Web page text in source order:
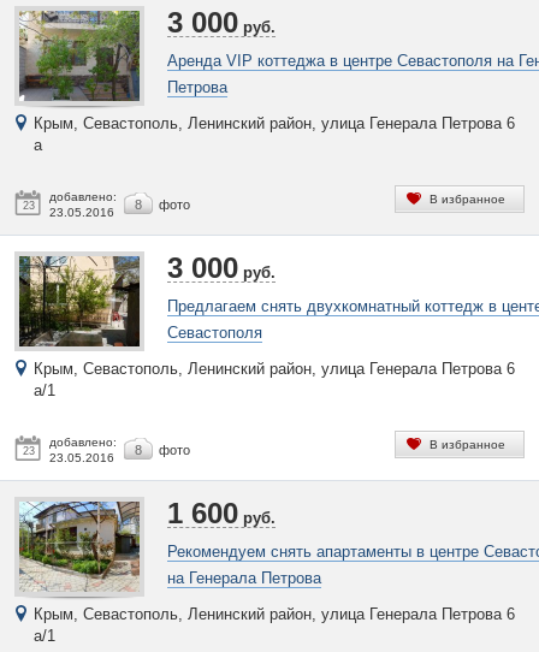
23
добавлено:
23.05.2016
8 фото
3 000 руб.
Аренда VIP коттеджа в центре Севастополя на
Петрова
Крым, Севастополь, Ленинский район, улица Генерала Петрова 6
а
В избранное
23
добавлено:
23.05.2016
8 фото
3 000 руб.
Предлагаем снять двухкомнатный коттедж в
Севастополя
Крым, Севастополь, Ленинский район, улица Генерала Петрова 6
а/1
В избранное
1 600 руб.
Рекомендуем снять апартаменты в центре
на Генерала Петрова
Крым, Севастополь, Ленинский район, улица Генерала Петрова 6
а/1